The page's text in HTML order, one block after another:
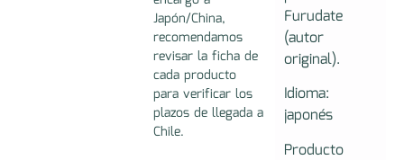
Japón/China,
recomendamos
revisar la ficha de
cada producto
para verificar los
plazos de llegada a
Chile.
Furudate
(autor
original).
Idioma:
japonés
Producto